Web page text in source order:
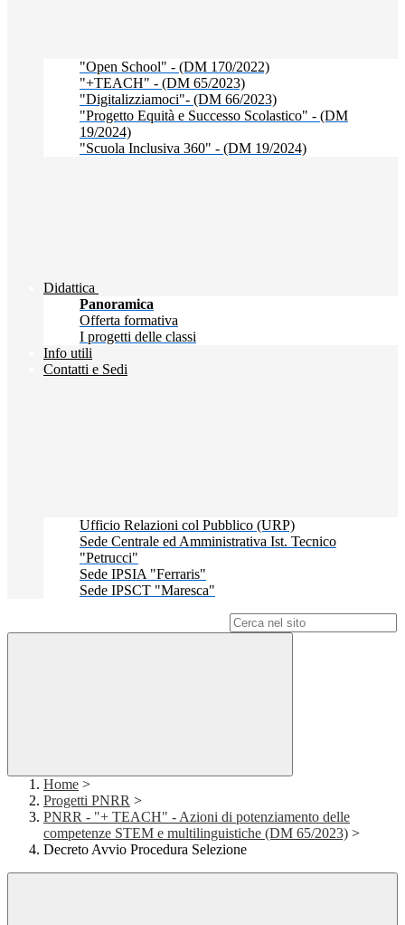
"Open School" - (DM 170/2022)
"+TEACH" - (DM 65/2023)
"Digitalizziamoci"- (DM 66/2023)
"Progetto Equità e Successo Scolastico" - (DM
19/2024)
"Scuola Inclusiva 360" - (DM 19/2024)
Didattica
Panoramica
Offerta formativa
I progetti delle classi
Info utili
Contatti e Sedi
Ufficio Relazioni col Pubblico (URP)
Sede Centrale ed Amministrativa Ist. Tecnico
"Petrucci"
Sede IPSIA "Ferraris"
Sede IPSCT "Maresca"
Home >
Progetti PNRR >
PNRR - "+ TEACH" - Azioni di potenziamento delle
competenze STEM e multilinguistiche (DM 65/2023) >
Decreto Avvio Procedura Selezione